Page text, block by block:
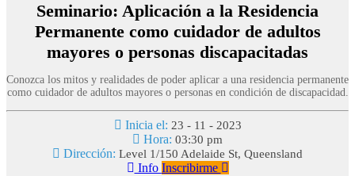
Seminario: Aplicación a la Residencia
Permanente como cuidador de adultos
mayores o personas discapacitadas
Conozca los mitos y realidades de poder aplicar a una residencia permanente
como cuidador de adultos mayores o personas en condición de discapacidad.
Inicia el: 23 - 11 - 2023
Hora: 03:30 pm
Dirección: Level 1/150 Adelaide St, Queensland
Info Inscribirme